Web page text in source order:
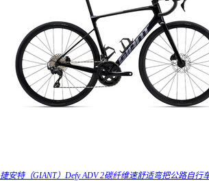
捷安特（GIANT）Defy ADV 2碳纤维速舒适弯把公路自行